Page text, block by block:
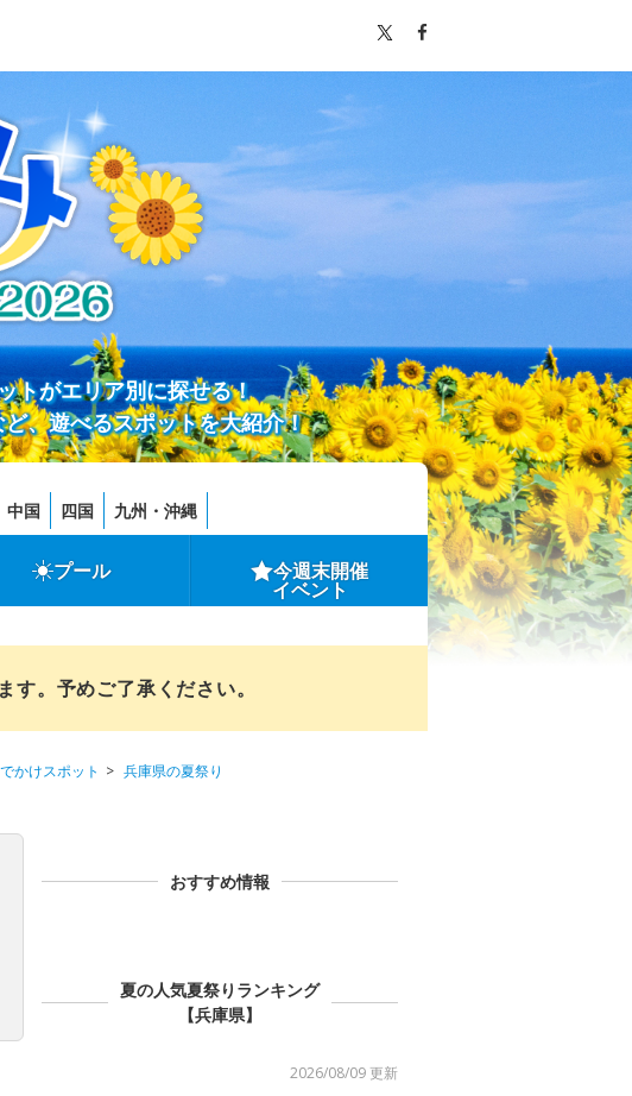
トがエリア別に探せる！
、遊べるスポットを大紹介！
中国 四国 九州・沖縄
プール 今週末開催
イベント
。予めご了承ください。
かけスポット
兵庫県の夏祭り
おすすめ情報
夏の人気夏祭りランキング
【兵庫県】
2026/08/09 更新